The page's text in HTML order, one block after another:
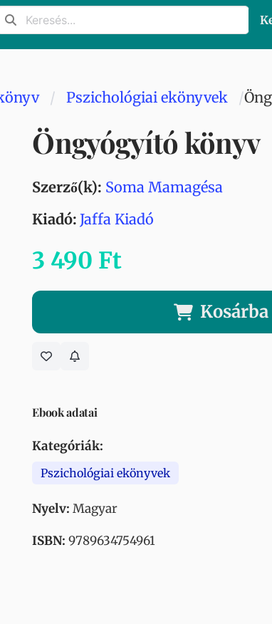
Pszichológiai ekönyvek
Öngyógyító könyv
Szerző(k): Soma Mamagésa
Kiadó: Jaffa Kiadó
3 490 Ft
Kosárba
Ebook adatai
Kategóriák:
Pszichológiai ekönyvek
Nyelv: Magyar
ISBN: 9789634754961